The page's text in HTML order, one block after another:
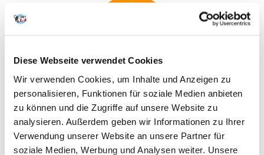
Diese Webseite verwendet Cookies
Wir verwenden Cookies, um Inhalte und Anzeigen zu
personalisieren, Funktionen für soziale Medien anbieten
zu können und die Zugriffe auf unsere Website zu
analysieren. Außerdem geben wir Informationen zu Ihrer
Verwendung unserer Website an unsere Partner für
soziale Medien, Werbung und Analysen weiter. Unsere
Recommend
100% KUNDEN EMPFEHLEN DIESES PRODUKT
REZENSION VERFASSEN
Produktbeschreibung